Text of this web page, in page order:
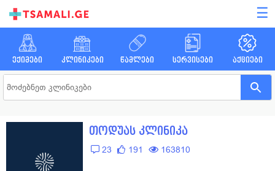
☰
ექიმები კლინიკები წამლები სერვისები აქციები
თოდუას კლინიკა
23 191 163810